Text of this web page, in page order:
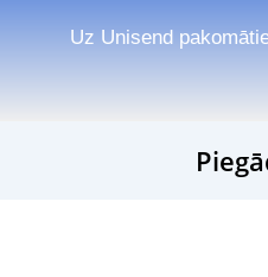
Uz Unisend